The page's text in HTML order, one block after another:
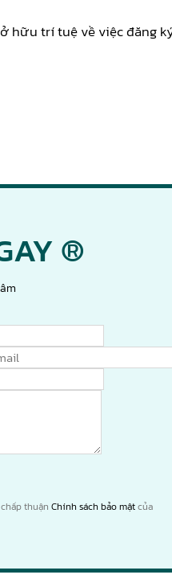
hữu trí tuệ về việc đăng
®
thuận Chính sách bảo mậtcủa